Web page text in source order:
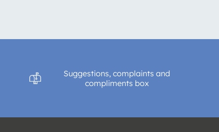
Suggestions, complaints and
compliments box